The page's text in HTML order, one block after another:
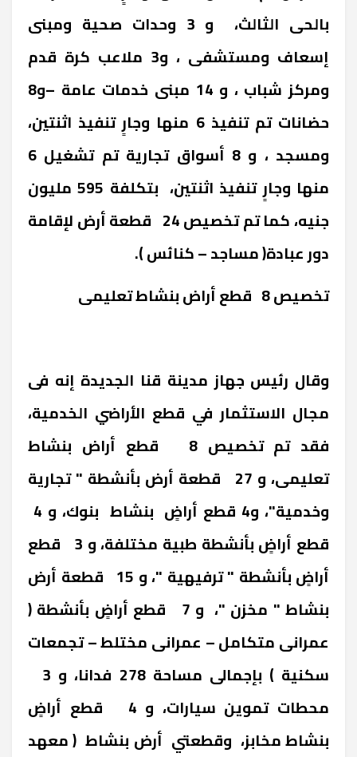
بالحى الثالث، و 3 وحدات صحية ومبنى
إسعاف ومستشفى ، و3 ملاعب كرة قدم
ومركز شباب ، و 14 مبنى خدمات عامة –و8
حضانات تم تنفيذ 6 منها وجارٍ تنفيذ اثنتين،
ومسجد ، و 8 أسواق تجارية تم تشغيل 6
منها وجارٍ تنفيذ اثنتين، بتكلفة 595 مليون
جنيه، كما تم تخصيص 24 قطعة أرض لإقامة
دور عبادة( مساجد – كنائس ).
تخصيص 8 قطع أراض بنشاط تعليمى
وقال رئيس جهاز مدينة قنا الجديدة إنه فى
مجال الاستثمار في قطع الأراضي الخدمية،
فقد تم تخصيص 8 قطع أراض بنشاط
تعليمى، و 27 قطعة أرض بأنشطة " تجارية
قطع أراضٍ بأنشطة طبية مختلفة، و 3 قطع
أراضٍ بأنشطة " ترفيهية "، و 15 قطعة أرض
بنشاط " مخزن "، و 7 قطع أراضٍ بأنشطة (
عمرانى متكامل – عمرانى مختلط – تجمعات
محطات تموين سيارات، و 4 قطع أراضٍ
بنشاط مخابز، وقطعتي أرض بنشاط ( معهد